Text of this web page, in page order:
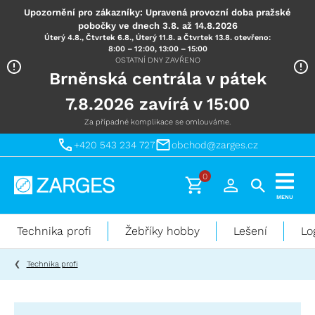
Upozornění pro zákazníky: Upravená provozní doba pražské
pobočky ve dnech 3.8. až 14.8.2026
Úterý 4.8., Čtvrtek 6.8., Úterý 11.8. a Čtvrtek 13.8. otevřeno:
8:00 – 12:00, 13:00 – 15:00
OSTATNÍ DNY ZAVŘENO
Brněnská centrála v pátek
7.8.2026 zavírá v 15:00
Za případné komplikace se omlouváme.
+420 543 234 727 obchod@zarges.cz
Technika
práci
výškách
0
MENU
Technika profi Žebříky hobby Lešení
Technika profi